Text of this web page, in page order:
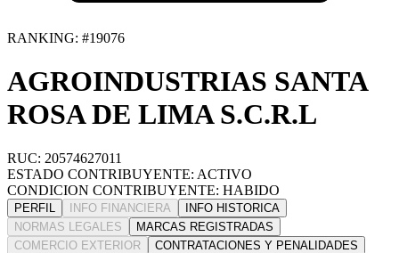
RANKING: #19076
AGROINDUSTRIAS SANTA
ROSA DE LIMA S.C.R.L
RUC: 20574627011
ESTADO CONTRIBUYENTE: ACTIVO
CONDICION CONTRIBUYENTE: HABIDO
PERFIL INFO FINANCIERA
INFO HISTORICA
NORMAS LEGALES
MARCAS REGISTRADAS
COMERCIO EXTERIOR
CONTRATACIONES Y PENALIDADES